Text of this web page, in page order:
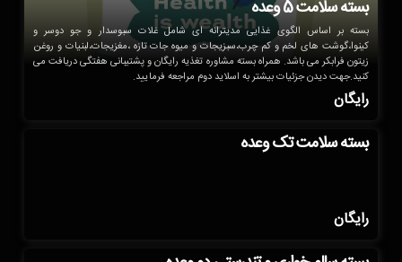
بسته سلامت 5 وعده
بسته بر اساس الگوی غذایی مدیترانه ای شامل غلات سبوسدار و جو دوسر و
کینوا،گوشت های لخم و کم چرب،سبزیجات و میوه جات تازه ،مغزیجات،لبنیات و روغن
زیتون فرابکر می باشد. همراه بسته مشاوره تغذیه رایگان و پشتیبانی هفتگی دریافت می
کنید.جهت دیدن جزئیات بیشتر به اسلاید دوم مراجعه فرمایید.
رایگان
بسته سلامت تک وعده
رایگان